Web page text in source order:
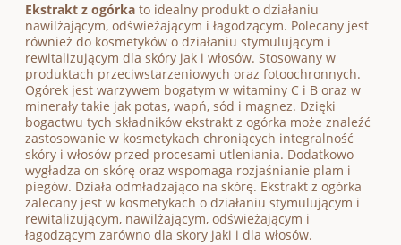
Ekstrakt z ogórka to idealny produkt o działaniu
nawilżającym, odświeżającym i łagodzącym. Polecany jest
również do kosmetyków o działaniu stymulującym i
rewitalizującym dla skóry jak i włosów. Stosowany w
produktach przeciwstarzeniowych oraz fotoochronnych.
Ogórek jest warzywem bogatym w witaminy C i B oraz w
minerały takie jak potas, wapń, sód i magnez. Dzięki
bogactwu tych składników ekstrakt z ogórka może znaleźć
zastosowanie w kosmetykach chroniących integralność
skóry i włosów przed procesami utleniania. Dodatkowo
wygładza on skórę oraz wspomaga rozjaśnianie plam i
piegów. Działa odmładzająco na skórę. Ekstrakt z ogórka
zalecany jest w kosmetykach o działaniu stymulującym i
rewitalizującym, nawilżającym, odświeżającym i
łagodzącym zarówno dla skory jaki i dla włosów.